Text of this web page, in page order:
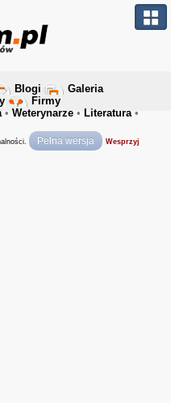
Blogi
Galeria
Firmy
• Weterynarze • Literatura•
Pełna wersja Wesprzyj